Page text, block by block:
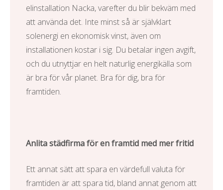
elinstallation Nacka, varefter du blir bekväm med
att använda det. Inte minst så är självklart
solenergi en ekonomisk vinst, även om
installationen kostar i sig. Du betalar ingen avgift,
och du utnyttjar en helt naturlig energikälla som
är bra för vår planet. Bra för dig, bra för
framtiden.
Anlita städfirma för en framtid med mer fritid
Ett annat sätt att spara en värdefull valuta för
framtiden är att spara tid, bland annat genom att